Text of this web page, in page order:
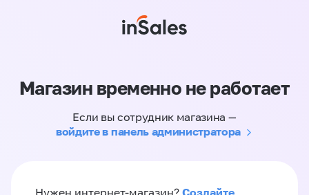
Магазин временно не работает
Если вы сотрудник магазина —
войдите в панель администратора
Нужен интернет-магазин? Создайте